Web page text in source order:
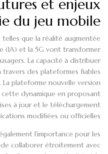
et enjeux
du jeu mobile
que la réalité augmentée
(IA) et la 5G vont transformer
La capacité à distribuer
des plateformes fiables
plateforme nouvelle version
dynamique en proposant
à jour et le téléchargement
modifiées ou officielles.
l’importance pour les
collaborer étroitement avec